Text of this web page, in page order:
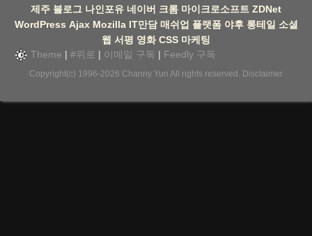
제주 블로그 나인포유 네이버 크롬 마이크로소프트 ZDNet
WordPress Ajax Mozilla IT만담 매쉬업 플랫폼 야후 롱테일 소셜
웹 서평 영화 CSS 마케팅
Theme | #위로 | 이메일 구독 | Feedly 구독
Copyright(c) 1996-2026 Channy Yun All rights reserved. Disclaimer